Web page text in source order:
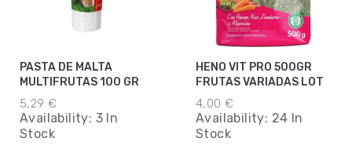
PASTA DE MALTA
MULTIFRUTAS 100 GR
5,29 €
Availability: 3 In
Stock
HENO VIT PRO 500GR
FRUTAS VARIADAS LOT
4,00 €
Availability: 24 In
Stock